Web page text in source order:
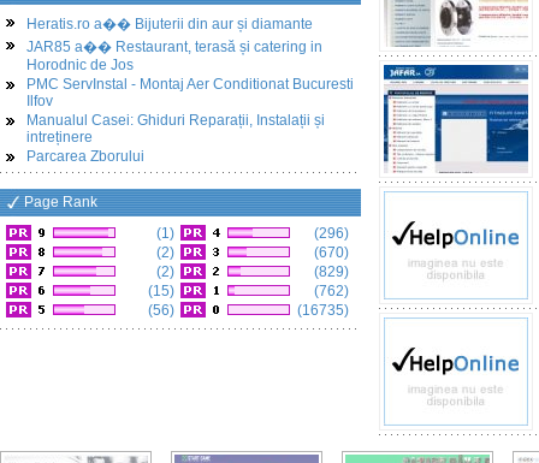
Heratis.ro a�� Bijuterii din aur și diamante
JAR85 a�� Restaurant, terasă și catering in
Horodnic de Jos
PMC ServInstal - Montaj Aer Conditionat Bucuresti
Ilfov
Manualul Casei: Ghiduri Reparații, Instalații și
intreținere
Parcarea Zborului
Page Rank
(1)
(2)
(2)
(15)
(56)
(296)
(670)
(829)
(762)
(16735)